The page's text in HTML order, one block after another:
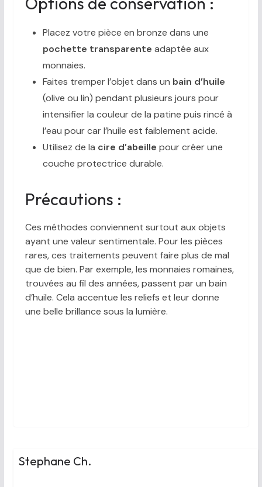
Placez votre pièce en bronze dans une
pochette transparente adaptée aux
monnaies.
Faites tremper l’objet dans un bain d’huile
(olive ou lin) pendant plusieurs jours pour
intensifier la couleur de la patine puis rincé à
l’eau pour car l’huile est faiblement acide.
Utilisez de la cire d’abeille pour créer une
couche protectrice durable.
Précautions :
Ces méthodes conviennent surtout aux objets
ayant une valeur sentimentale. Pour les pièces
rares, ces traitements peuvent faire plus de mal
que de bien. Par exemple, les monnaies romaines,
trouvées au fil des années, passent par un bain
d’huile. Cela accentue les reliefs et leur donne
une belle brillance sous la lumière.
Stephane Ch.